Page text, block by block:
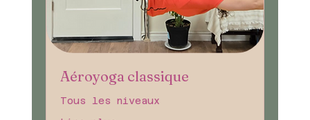
Aéroyoga classique
Tous les niveaux